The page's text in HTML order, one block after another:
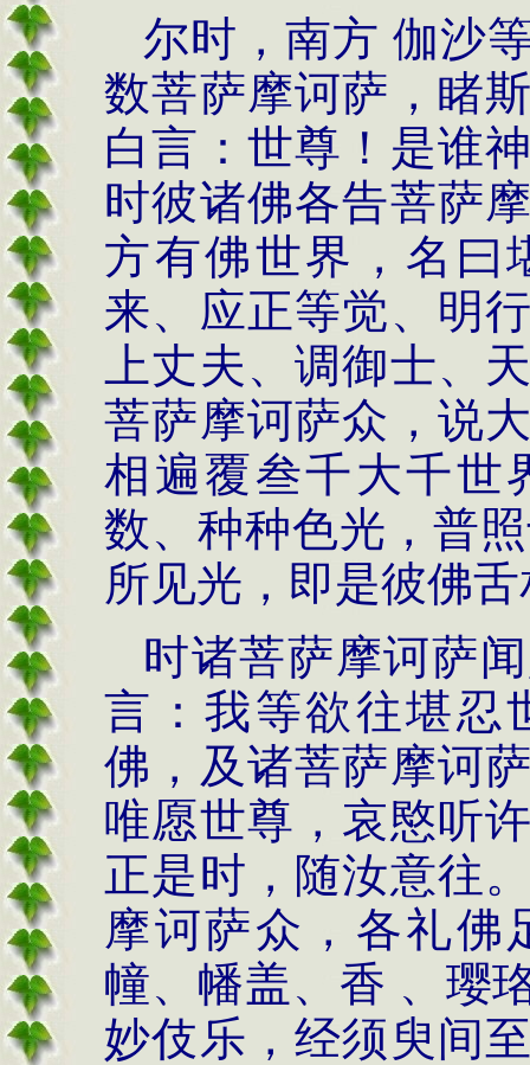
尔时，南方 伽沙
数菩萨摩诃萨，睹
白言：世尊！是谁
时彼诸佛各告菩萨
方有佛世界，名曰
来、应正等觉、明
上丈夫、调御士、
菩萨摩诃萨众，说
相遍覆叁千大千世
数、种种色光，普
所见光，即是彼佛
时诸菩萨摩诃萨
言：我等欲往堪忍
佛，及诸菩萨摩诃
唯愿世尊，哀愍听
正是时，随汝意往
摩诃萨众，各礼佛
幢、幡盖、香 、璎
妙伎乐，经须臾间